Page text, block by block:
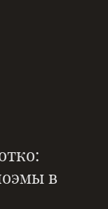
в